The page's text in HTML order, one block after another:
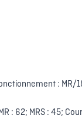
: MR/
: 62; MRS : 45;